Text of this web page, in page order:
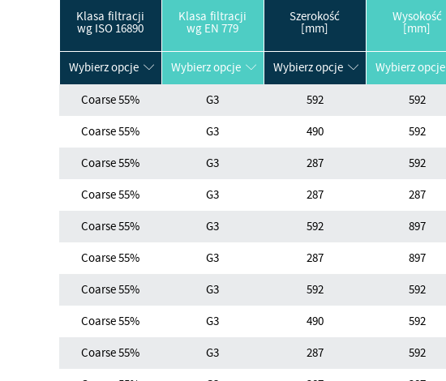
Klasa filtracji
wg ISO 16890
Klasa filtracji
wg EN 779
Szerokość
[mm]
Wysokość
[mm]
Wybierz opcje
Wybierz opcje Wybierz opcje Wybierz opcje
Coarse 55%
G3 592 592
Coarse 55%
G3 490 592
Coarse 55%
G3 287 592
Coarse 55%
G3 287 287
Coarse 55%
G3 592 897
Coarse 55%
G3 287 897
Coarse 55%
G3 592 592
Coarse 55%
G3 490 592
Coarse 55%
G3 287 592